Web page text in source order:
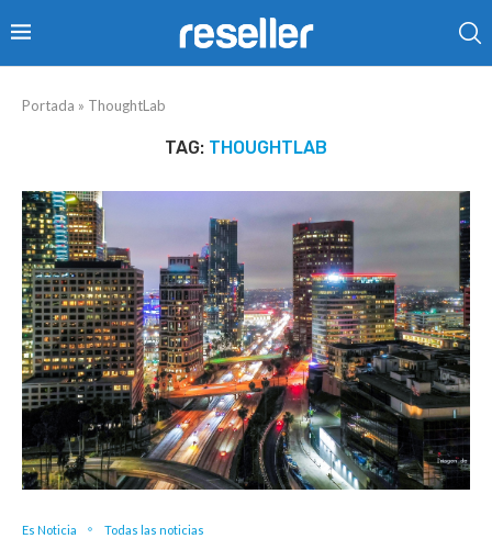
Portada » ThoughtLab
TAG: THOUGHTLAB
Es Noticia Todas las noticias